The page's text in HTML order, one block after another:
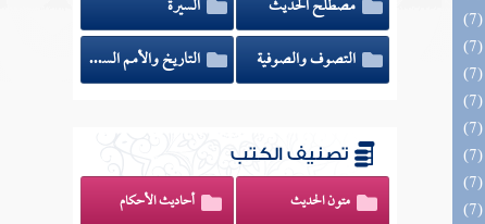
مصطلح الحديث
السيرة
التصوف والصوفية
التاريخ والأمم السابقة
تصنيف الكتب
متون الحديث أحاديث الأحكام